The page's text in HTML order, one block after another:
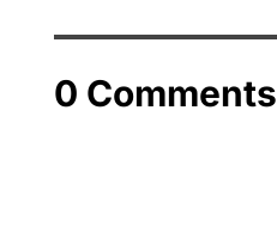
0 Comments